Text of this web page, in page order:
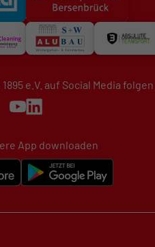
e.V. auf Social Media folgen
App downloaden